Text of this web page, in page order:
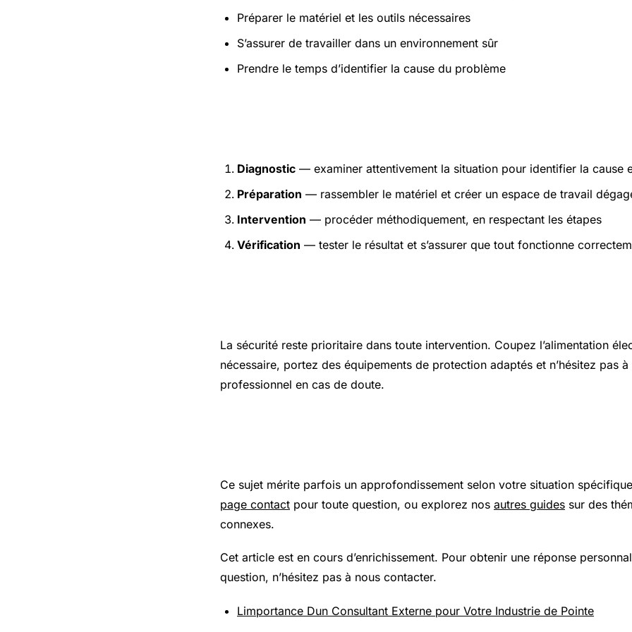
Préparer le matériel et les outils nécessaires
S’assurer de travailler dans un environnement sûr
Prendre le temps d’identifier la cause du problème
Diagnostic — examiner attentivement la situation pour identifier la cause
Préparation — rassembler le matériel et créer un espace de travail
Intervention — procéder méthodiquement, en respectant les étapes
Vérification — tester le résultat et s’assurer que tout fonctionne
La sécurité reste prioritaire dans toute intervention. Coupez l’alimentation
nécessaire, portez des équipements de protection adaptés et n’hésitez pas
professionnel en cas de doute.
Ce sujet mérite parfois un approfondissement selon votre situation
page contact pour toute question, ou explorez nos autres guides sur des
connexes.
Cet article est en cours d’enrichissement. Pour obtenir une réponse
question, n’hésitez pas à nous contacter.
Limportance Dun Consultant Externe pour Votre Industrie de Pointe